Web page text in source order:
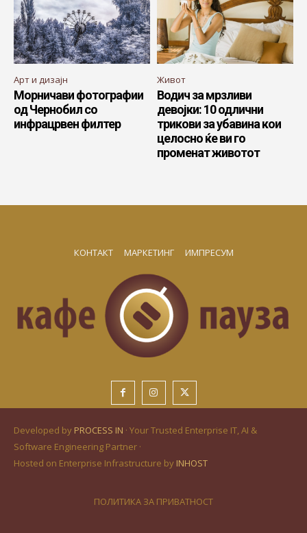
Арт и дизајн
Морничави фотографии
од Чернобил со
инфрацрвен филтер
Живот
Водич за мрзливи
девојки: 10 одлични
трикови за убавина кои
целосно ќе ви го
променат животот
КОНТАКТ МАРКЕТИНГ ИМПРЕСУМ
Developed by PROCESS IN · Your Trusted Enterprise IT, AI &
Software Engineering Partner ·
Hosted on Enterprise Infrastructure by INHOST
ПОЛИТИКА ЗА ПРИВАТНОСТ